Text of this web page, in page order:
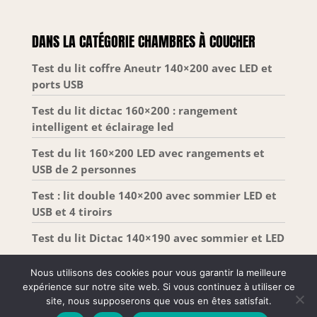
pratique, les matelas à ressort et mémoire de
forme se déploient facilement et reprennent leur
SÉRÉNITÉ GARANTIE : Tous les matelas Zinus
bénéficient d’une garantie limitée de 10 ans incluse
; Un véritable gage de qualité et de durabilité pour
un sommeil réparateur durable
DANS LA CATÉGORIE CHAMBRES À COUCHER
Test du lit coffre Aneutr 140×200 avec LED et
ports USB
Test du lit dictac 160×200 : rangement
intelligent et éclairage led
Test du lit 160×200 LED avec rangements et
USB de 2 personnes
Test : lit double 140×200 avec sommier LED et
USB et 4 tiroirs
Test du lit Dictac 140×190 avec sommier et LED
Tous droits réservés –Mentions Légales -Plan de
Nous utilisons des cookies pour vous garantir la meilleure
expérience sur notre site web. Si vous continuez à utiliser ce
site, nous supposerons que vous en êtes satisfait.